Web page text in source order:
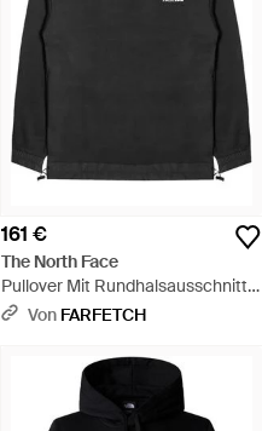
161 €
The North Face
Pullover Mit Rundhalsausschnitt -
Schwarz
Von FARFETCH